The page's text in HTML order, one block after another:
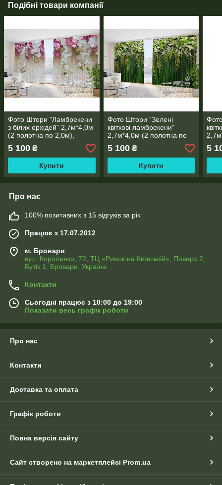
Подібні товари компанії
Фото Штори "Ламбрекени
з білих орхідей" 2,7м*4,0м
(2 полотна по 2,0м),
5 100 ₴
Купити
Фото Штори "Зелені
квіткові ламбрекени"
2,7м*4,0м (2 полотна по
5 100₴
Купити
5
Про нас
100% позитивних з 15 відгуків за рік
Працює з 17.07.2012
м. Бровари
вул. Короленко, 72, ТЦ «Ринок на Київській», Поверх 2,
Бутік 1, Бровари, Україна
Контакти
Сьогодні працює з 10:00 до 19:00
Показати весь графік роботи
Про нас
Контакти
Доставка та оплата
Графік роботи
Повна версія сайту
Сайт створено на маркетплейсі Prom.ua